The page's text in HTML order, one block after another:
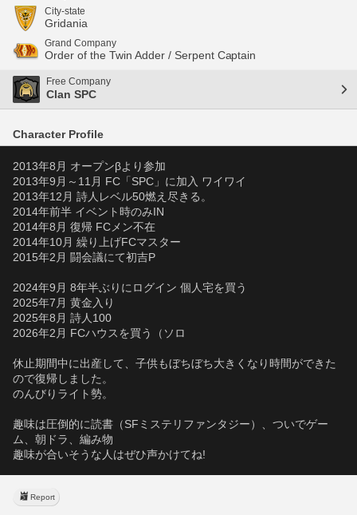
City-state
Gridania
Grand Company
Order of the Twin Adder / Serpent Captain
Free Company
Clan SPC
Character Profile
2013年8月 オープンβより参加
2013年9月～11月 FC「SPC」に加入 ワイワイ
2013年12月 詩人レベル50燃え尽きる。
2014年前半 イベント時のみIN
2014年8月 復帰 FCメン不在
2014年10月 繰り上げFCマスター
2015年2月 闘会議にて初吉P
2024年9月 8年半ぶりにログイン 個人宅を買う
2025年7月 黄金入り
2025年8月 詩人100
2026年2月 FCハウスを買う（ソロ
休止期間中に出産して、子供もぼちぼち大きくなり時間ができた
ので復帰しました。
のんびりライト勢。
趣味は圧倒的に読書（SFミステリファンタジー）、ついでゲー
ム、朝ドラ、編み物
趣味が合いそうな人はぜひ声かけてね!
Report